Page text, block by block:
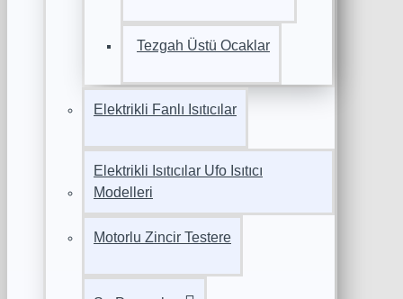
Tezgah Üstü Ocaklar
Elektrikli Fanlı Isıtıcılar
Elektrikli Isıtıcılar Ufo Isıtıcı
Modelleri
Motorlu Zincir Testere